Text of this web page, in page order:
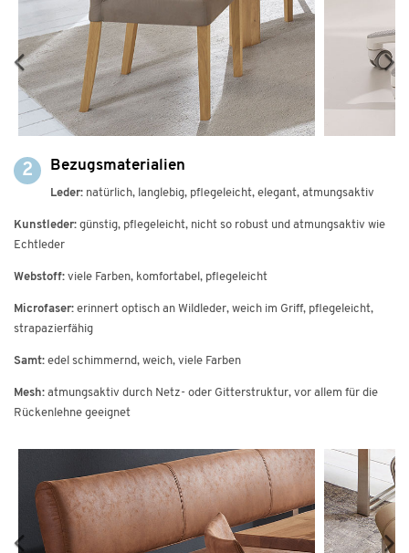
2 Bezugsmaterialien
Leder: natürlich, langlebig, pflegeleicht, elegant, atmungsaktiv
Kunstleder: günstig, pflegeleicht, nicht so robust und atmungsaktiv wie
Echtleder
Webstoff: viele Farben, komfortabel, pflegeleicht
Microfaser: erinnert optisch an Wildleder, weich im Griff, pflegeleicht,
strapazierfähig
Samt: edel schimmernd, weich, viele Farben
Mesh: atmungsaktiv durch Netz- oder Gitterstruktur, vor allem für die
Rückenlehne geeignet